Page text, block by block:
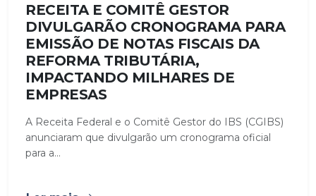
RECEITA E COMITÊ GESTOR
DIVULGARÃO CRONOGRAMA PARA
EMISSÃO DE NOTAS FISCAIS DA
REFORMA TRIBUTÁRIA,
IMPACTANDO MILHARES DE
EMPRESAS
A Receita Federal e o Comitê Gestor do IBS (CGIBS)
anunciaram que divulgarão um cronograma oficial
para a...